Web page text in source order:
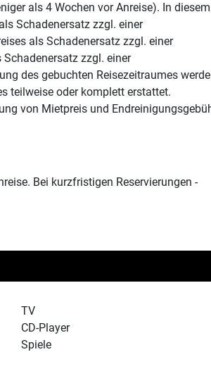
als 4 Wochen vor Anreise). In diesem
Schadenersatz zzgl. einer
als Schadenersatz zzgl. einer
zzgl. einer
des gebuchten Reisezeitraumes
teilweise oder komplett erstattet.
von Mietpreis und
Bei kurzfristigen Reservierungen -
TV
CD-Player
Spiele